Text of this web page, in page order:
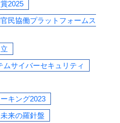
2025
民協働プラットフォームス
ムサイバーセキュリティ
キング2023
未来の羅針盤